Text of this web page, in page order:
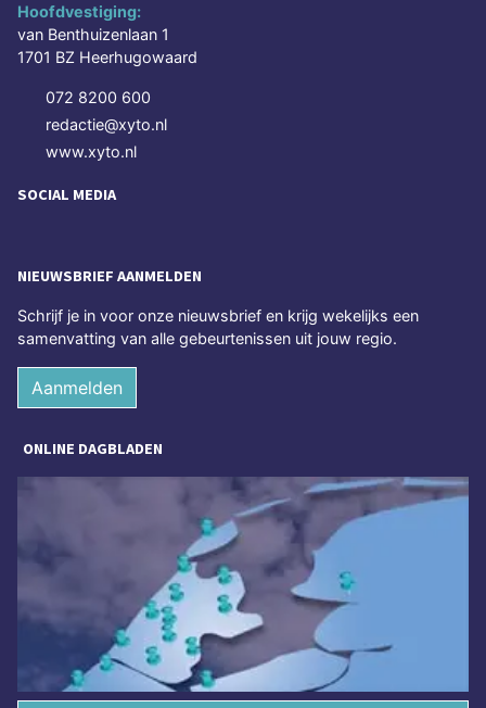
Hoofdvestiging:
van Benthuizenlaan 1
1701 BZ Heerhugowaard
072 8200 600
redactie@xyto.nl
www.xyto.nl
SOCIAL MEDIA
NIEUWSBRIEF AANMELDEN
Schrijf je in voor onze nieuwsbrief en krijg wekelijks een
samenvatting van alle gebeurtenissen uit jouw regio.
Aanmelden
ONLINE DAGBLADEN